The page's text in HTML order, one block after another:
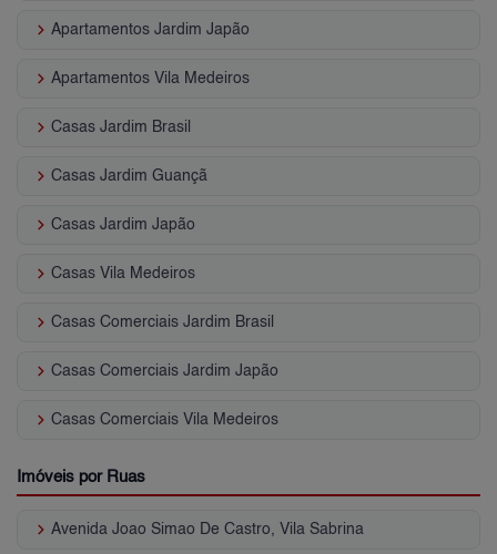
keyboard_arrow_right Apartamentos Jardim Japão
keyboard_arrow_right Apartamentos Vila Medeiros
keyboard_arrow_right Casas Jardim Brasil
keyboard_arrow_right Casas Jardim Guançã
keyboard_arrow_right Casas Jardim Japão
keyboard_arrow_right Casas Vila Medeiros
keyboard_arrow_right Casas Comerciais Jardim Brasil
keyboard_arrow_right Casas Comerciais Jardim Japão
keyboard_arrow_right Casas Comerciais Vila Medeiros
Imóveis por Ruas
keyboard_arrow_right Avenida Joao Simao De Castro, Vila Sabrina